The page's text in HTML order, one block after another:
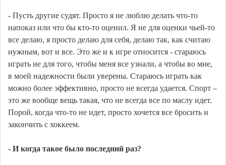
- Пусть другие судят. Просто я не люблю делать что-то
напоказ или что бы кто-то оценил. Я не для оценки чьей-то
все делаю, я просто делаю для себя, делаю так, как считаю
нужным, вот и все. Это же и к игре относится - стараюсь
играть не для того, чтобы меня все узнали, а чтобы во мне,
в моей надежности были уверены. Стараюсь играть как
можно более эффективно, просто не всегда удается. Спорт –
это же вообще вещь такая, что не всегда все по маслу идет.
Порой, когда что-то не идет, просто хочется все бросить и
закончить с хоккеем.
- И когда такое было последний раз?